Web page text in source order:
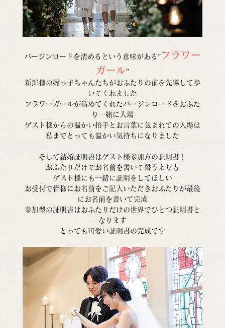
バージンロードを清めるという意味がある”フラワー
ガール”
新郎様の姪っ子ちゃんたちがおふたりの前を先導して歩
いてくれました
フラワーガールが清めてくれたバージンロードをおふた
り一緒に入場
ゲスト様からの温かい拍手とお言葉に包まれての入場は
私までとっても温かい気持ちになりました
そして結婚証明書はゲスト様参加方の証明書！
おふたりだけでお名前を書いて誓うよりも
ゲスト様にも一緒に証明をしてほしい
お受付で皆様にお名前をご記入いただきおふたりが最後
にお名前を書いて完成
参加型の証明書はおふたりだけの世界でひとつ証明書と
なります
とっても可愛い証明書の完成です